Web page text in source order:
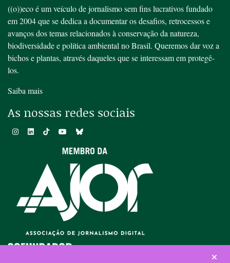
((o))eco é um veículo de jornalismo sem fins lucrativos fundado
em 2004 que se dedica a documentar os desafios, retrocessos e
avanços dos temas relacionados à conservação da natureza,
biodiversidade e política ambiental no Brasil. Queremos dar voz a
bichos e plantas, através daqueles que se interessam em protegê-
los.
Saiba mais
As nossas redes sociais